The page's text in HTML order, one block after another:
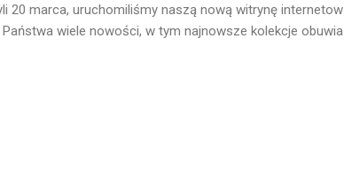
20 marca, uruchomiliśmy naszą nową witrynę
wiele nowości, w tym najnowsze kolekcje